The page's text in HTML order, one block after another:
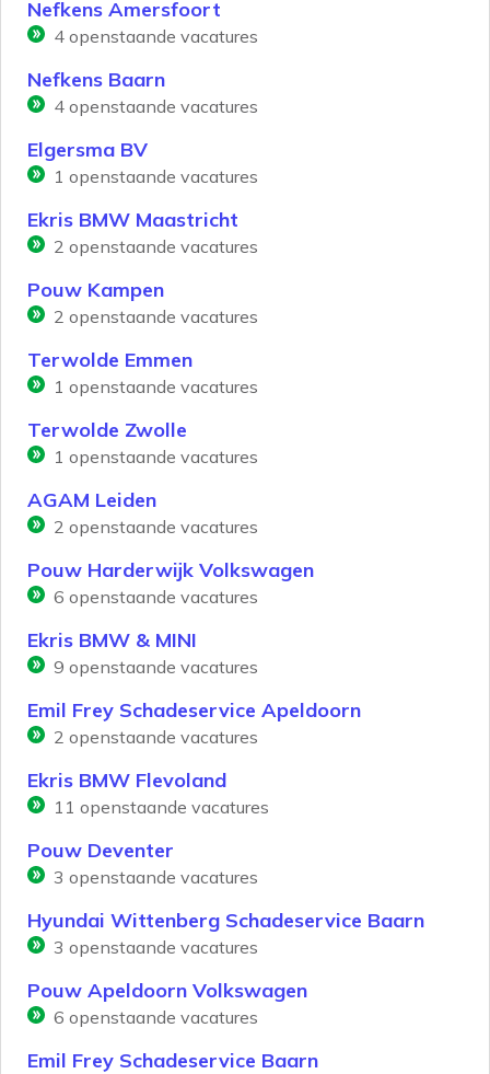
Nefkens Amersfoort
4 openstaande vacatures
Nefkens Baarn
4 openstaande vacatures
Elgersma BV
1 openstaande vacatures
Ekris BMW Maastricht
2 openstaande vacatures
Pouw Kampen
2 openstaande vacatures
Terwolde Emmen
1 openstaande vacatures
Terwolde Zwolle
1 openstaande vacatures
AGAM Leiden
2 openstaande vacatures
Pouw Harderwijk Volkswagen
6 openstaande vacatures
Ekris BMW & MINI
9 openstaande vacatures
Emil Frey Schadeservice Apeldoorn
2 openstaande vacatures
Ekris BMW Flevoland
11 openstaande vacatures
Pouw Deventer
3 openstaande vacatures
Hyundai Wittenberg Schadeservice Baarn
3 openstaande vacatures
Pouw Apeldoorn Volkswagen
6 openstaande vacatures
Emil Frey Schadeservice Baarn